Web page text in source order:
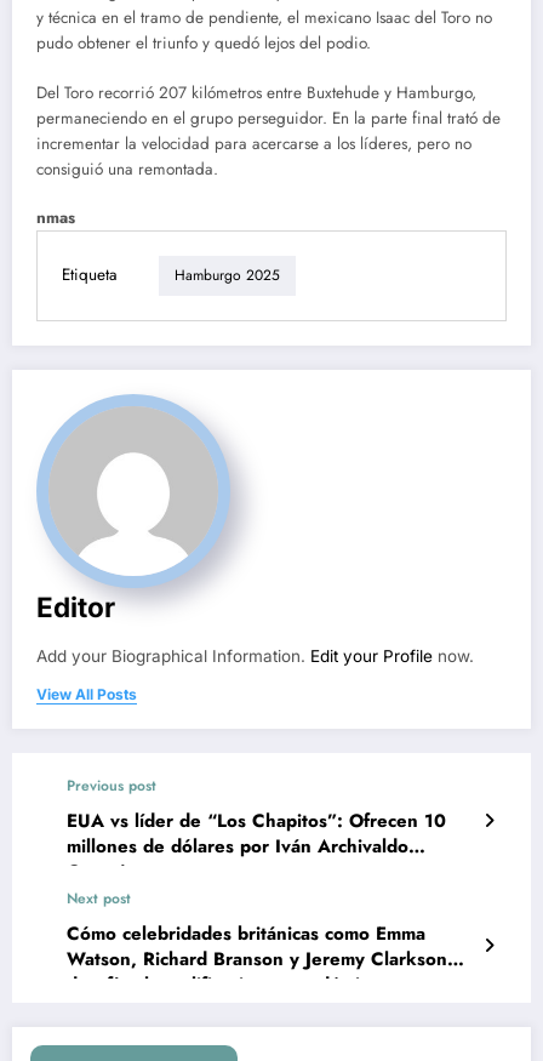
y técnica en el tramo de pendiente, el mexicano Isaac del Toro no
pudo obtener el triunfo y quedó lejos del podio.
Del Toro recorrió 207 kilómetros entre Buxtehude y Hamburgo,
permaneciendo en el grupo perseguidor. En la parte final trató de
incrementar la velocidad para acercarse a los líderes, pero no
consiguió una remontada.
nmas
Etiqueta Hamburgo 2025
Editor
Add your Biographical Information. Edit your Profile now.
View All Posts
Previous post
EUA vs líder de “Los Chapitos”: Ofrecen 10
millones de dólares por Iván Archivaldo
Guzmán
Next post
Cómo celebridades británicas como Emma
Watson, Richard Branson y Jeremy Clarkson
desafían las calificaciones académicas